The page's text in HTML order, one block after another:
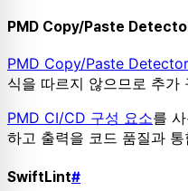
PMD Copy/Paste
PMD Copy/Paste
식을 따르지 않으므로 추가
PMD CI/CD 구성 요소를
하고 출력을 코드 품질과
SwiftLint#